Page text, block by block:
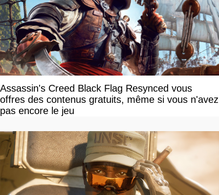
Assassin's Creed Black Flag Resynced vous
offres des contenus gratuits, même si vous n'avez
pas encore le jeu